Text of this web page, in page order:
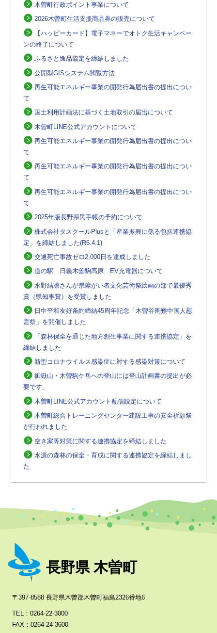
木曽町行政ポイント事業について
2026木曽町生活支援商品券の販売について
【ハッピーカード】電子マネーでオトク生活キャンペー
ンの終了について
ふるさと逸品協定を締結しました
公開型GISシステム閲覧方法
再生可能エネルギー事業の開発行為届出書の提出につい
て
国土利用計画法に基づく土地取引の届出について
木曽町LINE公式アカウントについて
再生可能エネルギー事業の開発行為届出書の提出につい
て
再生可能エネルギー事業の開発行為届出書の提出につい
て
再生可能エネルギー事業の開発行為届出書の提出につい
て
2025年版長野県民手帳の予約について
株式会社タスクールPlusと「産業振興に係る包括連携協
定」を締結しました(R6.4.1)
交通死亡事故ゼロ2,000日を達成しました
道の駅 日義木曽駒高原 EV充電器について
水野結凛さんが県障がい者文化芸術祭絵画の部で最優秀
賞（県知事賞）を受賞しました
日中平和友好条約締結45周年記念「木曽谷殉難中国人慰
霊祭」を開催しました
「森林保全を通じた地方創生事業に関する連携協定」を
締結しました
新型コロナウイルス感染症に対する感染対策について
御嶽山・木曽駒ケ岳への登山には登山計画書の提出が必
要です。
木曽町LINE公式アカウント配信設定について
木曽町総合トレーニングセンター建設工事の安全祈願祭
が行われました
空き家等対策に関する連携協定を締結しました
水源の森林の保全・育成に関する連携協定を締結しまし
た
長野県 木曽町
〒397-8588 長野県木曽郡木曽町福島2326番地6
TEL：0264-22-3000
FAX：0264-24-3600